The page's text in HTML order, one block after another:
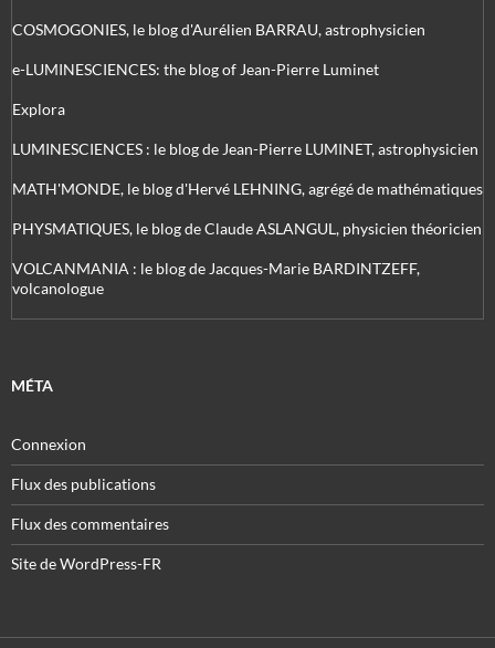
COSMOGONIES, le blog d'Aurélien BARRAU, astrophysicien
e-LUMINESCIENCES: the blog of Jean-Pierre Luminet
Explora
LUMINESCIENCES : le blog de Jean-Pierre LUMINET, astrophysicien
MATH'MONDE, le blog d'Hervé LEHNING, agrégé de mathématiques
PHYSMATIQUES, le blog de Claude ASLANGUL, physicien théoricien
VOLCANMANIA : le blog de Jacques-Marie BARDINTZEFF,
volcanologue
MÉTA
Connexion
Flux des publications
Flux des commentaires
Site de WordPress-FR